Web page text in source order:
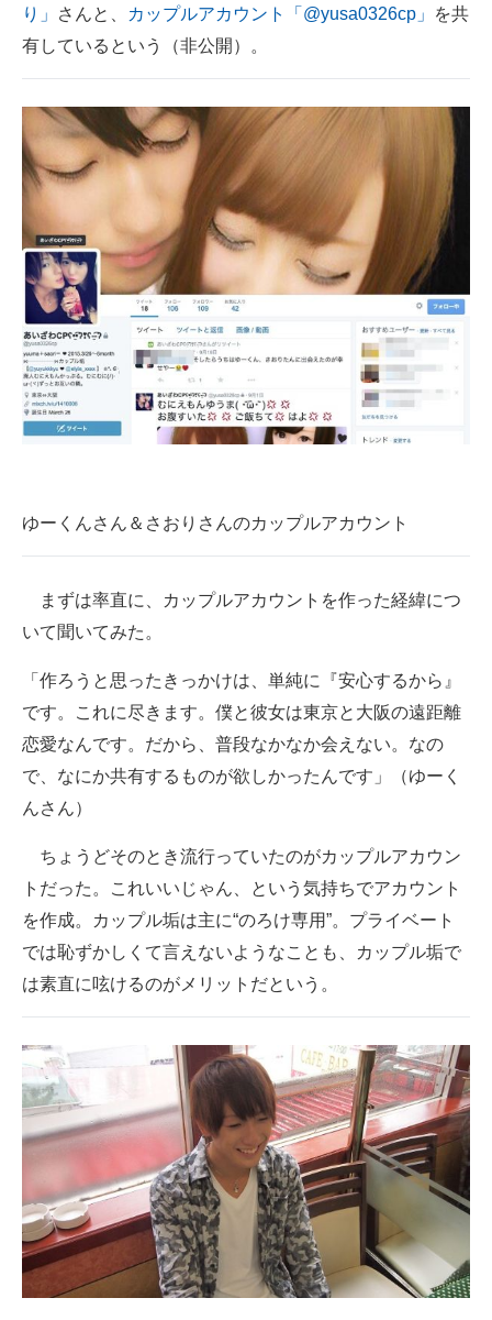
エレクトロニクス専門サイト
電子設計の基本と応用
エネルギーの専門メディア
建設×テクノロジーの最前線
ちょっと気になるネットの話題
り」
さんと、 カップルアカウント「@yusa0326cp」
を共
有しているという（非公開）。
ゆーくんさん＆さおりさんのカップルアカウント
まずは率直に、カップルアカウントを作った経緯につ
いて聞いてみた。
「作ろうと思ったきっかけは、単純に『安心するから』
です。これに尽きます。僕と彼女は東京と大阪の遠距離
恋愛なんです。だから、普段なかなか会えない。なの
で、なにか共有するものが欲しかったんです」（ゆーく
んさん）
ちょうどそのとき流行っていたのがカップルアカウン
トだった。これいいじゃん、という気持ちでアカウント
を作成。カップル垢は主に“のろけ専用”。プライベート
では恥ずかしくて言えないようなことも、カップル垢で
は素直に呟けるのがメリットだという。